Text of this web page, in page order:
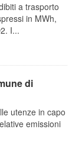
a trasporto
in MWh,
I...
di
utenze in capo
emissioni